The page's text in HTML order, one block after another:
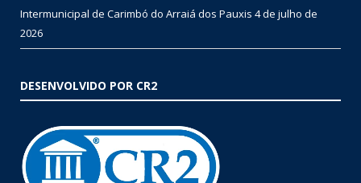
Intermunicipal de Carimbó do Arraiá dos Pauxis 4 de julho de
2026
DESENVOLVIDO POR CR2